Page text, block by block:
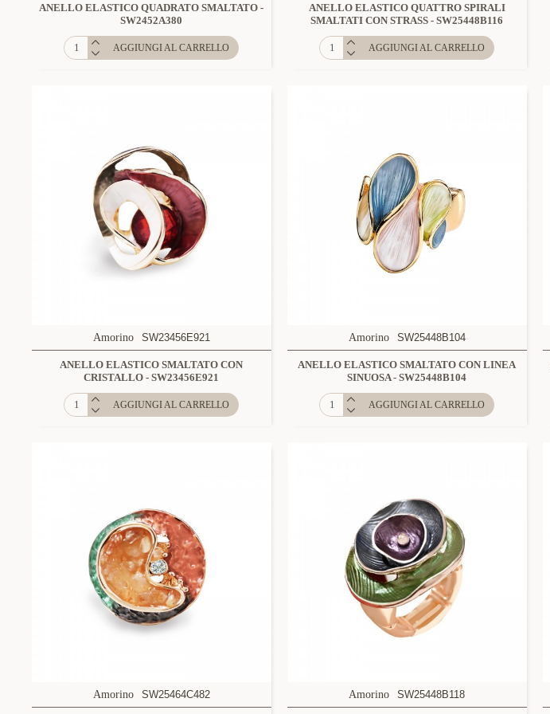
ANELLO ELASTICO QUADRATO SMALTATO -
SW2452A380
AGGIUNGI AL CARRELLO
ANELLO ELASTICO QUATTRO SPIRALI
SMALTATI CON STRASS - SW25448B116
AGGIUNGI AL CARRELLO
Amorino SW23456E921
ANELLO ELASTICO SMALTATO CON
CRISTALLO - SW23456E921
AGGIUNGI AL CARRELLO
Amorino SW25448B104
ANELLO ELASTICO SMALTATO CON LINEA
SINUOSA - SW25448B104
AGGIUNGI AL CARRELLO
Amorino SW25464C482 Amorino SW25448B118